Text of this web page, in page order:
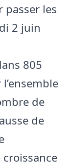
passer les
2 juin
805
de
de